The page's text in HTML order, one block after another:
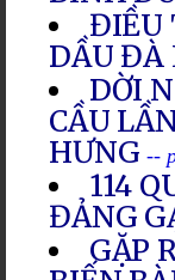
ĐIỀU
DẦU ĐÀ
DỜI
CẦU
HƯNG --
114
ĐẢNG
GẶP